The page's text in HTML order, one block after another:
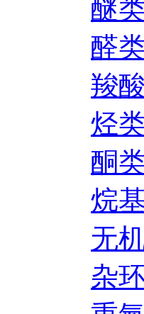
醚
醛
羧
烃
酮
烷
无
杂